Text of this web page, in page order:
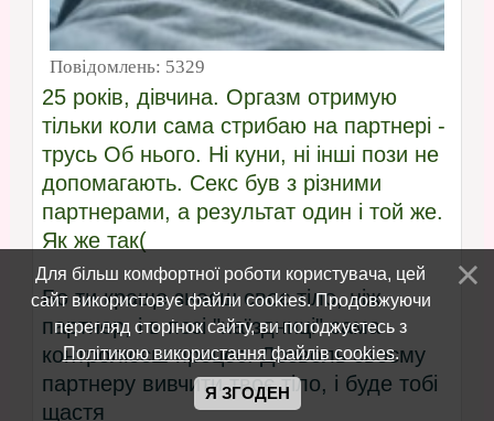
Повідомлень: 5329
25 років, дівчина. Оргазм отримую
тільки коли сама стрибаю на партнері -
трусь Об нього. Ні куни, ні інші пози не
допомагають. Секс був з різними
партнерами, а результат один і той же.
Як же так(
Бо ти краще знаєш своє тіло, ніж
партнер, і в позі "наїздниці" сама
контролюєш процес. Дозволь своєму
партнеру вивчити твоє тіло, і буде тобі
щастя
Для більш комфортної роботи користувача, цей
сайт використовує файли cookies. Продовжуючи
перегляд сторінок сайту, ви погоджуєтесь з
Політикою використання файлів cookies.
Я ЗГОДЕН